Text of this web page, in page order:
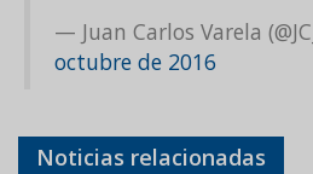
— Juan Carlos Varela
octubre de 2016
Noticias relacionadas